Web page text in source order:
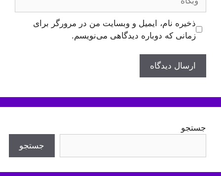
ذخیره نام، ایمیل و وبسایت من در مرورگر برای
زمانی که دوباره دیدگاهی می‌نویسم.
جستجو
جستجو